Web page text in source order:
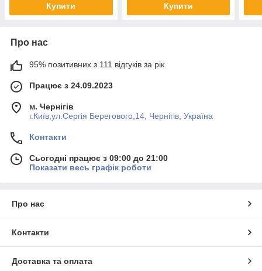
Купити Купити
Про нас
95% позитивних з 111 відгуків за рік
Працює з 24.09.2023
м. Чернігів
г.Київ,ул.Сергiя Берегового,14, Чернігів, Україна
Контакти
Сьогодні працює з 09:00 до 21:00
Показати весь графік роботи
Про нас
Контакти
Доставка та оплата